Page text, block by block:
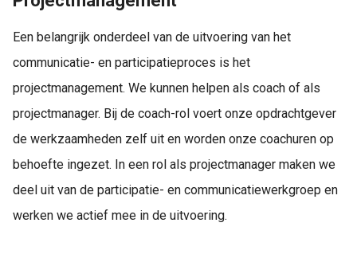
Een belangrijk onderdeel van de uitvoering van het
communicatie- en participatieproces is het
projectmanagement. We kunnen helpen als coach of als
projectmanager. Bij de coach-rol voert onze opdrachtgever
de werkzaamheden zelf uit en worden onze coachuren op
behoefte ingezet. In een rol als projectmanager maken we
deel uit van de participatie- en communicatiewerkgroep en
werken we actief mee in de uitvoering.